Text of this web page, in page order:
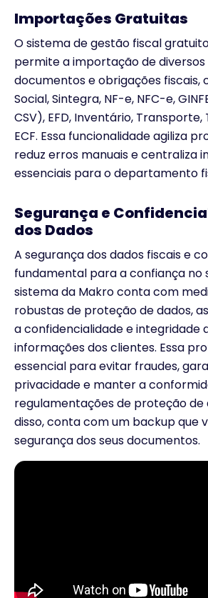
Importações Gratuitas
O sistema de gestão fiscal
permite a importação de diversos
documentos e obrigações fiscais,
Social, Sintegra, NF-e, NFC-e,
CSV), EFD, Inventário, Transporte,
ECF. Essa funcionalidade agiliza
reduz erros manuais e centraliza
essenciais para o departamento
Segurança e
dos Dados
A segurança dos dados fiscais e
fundamental para a confiança no
sistema da Makro conta com
robustas de proteção de dados,
a confidencialidade e integridade
informações dos clientes. Essa
essencial para evitar fraudes,
privacidade e manter a
regulamentações de proteção de
disso, conta com um backup que
segurança dos seus documentos.